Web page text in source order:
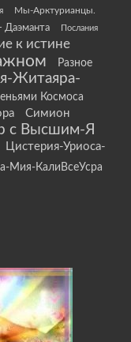
Мы-Арктурианцы.
Даэманта
Послания
к истине
Разное
Житаяра-
Космоса
Симион
с Высшим-Я
Цистерия-Уриоса-
Мия-КалиВсеУсра